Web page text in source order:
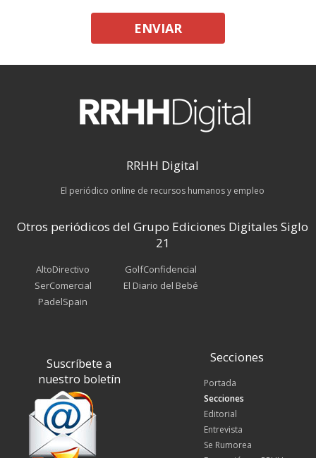
ENVIAR
RRHH Digital
El periódico online de recursos humanos y empleo
Otros periódicos del Grupo Ediciones Digitales Siglo
21
AltoDirectivo
SerComercial
PadelSpain
GolfConfidencial
El Diario del Bebé
Suscríbete a
nuestro boletín
Secciones
Portada
Secciones
Editorial
Entrevista
Se Rumorea